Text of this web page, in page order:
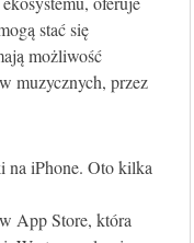
stać się
możliwość
muzycznych, przez
na iPhone. Oto kilka
App Store, która